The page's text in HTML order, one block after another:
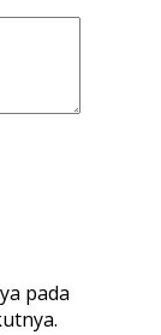
pada